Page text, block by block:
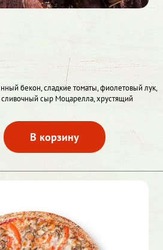
бекон, сладкие томаты, фиолетовый лук,
сливочный сыр Моцарелла, хрустящий
В корзину